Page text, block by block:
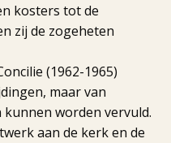
kosters tot de
zij de zogeheten
(1962-1965)
maar van
worden vervuld.
aan de kerk en de